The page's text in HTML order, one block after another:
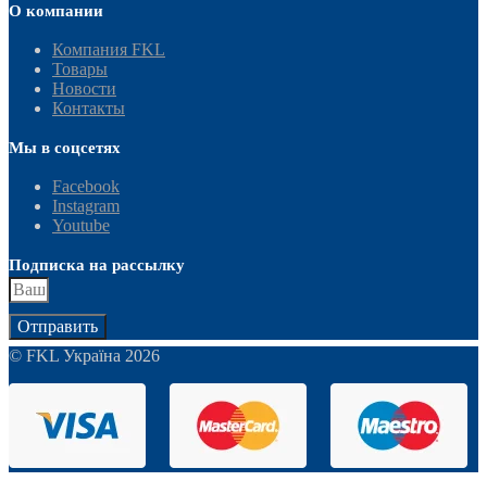
О компании
Компания FKL
Товары
Новости
Контакты
Мы в соцсетях
Facebook
Instagram
Youtube
Подписка на рассылку
Отправить
© FKL Україна 2026